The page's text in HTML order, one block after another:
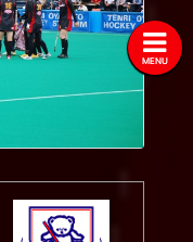
MENU